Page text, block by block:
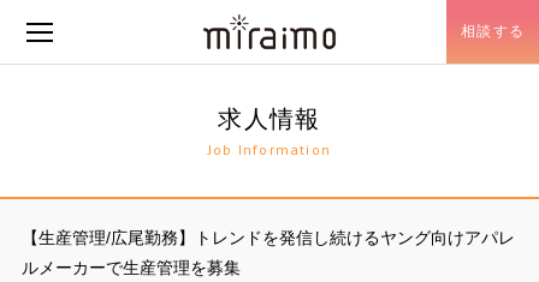
相談する
求人情報
Job Information
【生産管理/広尾勤務】トレンドを発信し続けるヤング向けアパレ
ルメーカーで生産管理を募集